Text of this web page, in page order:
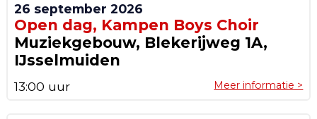
26 september 2026
Open dag, Kampen Boys Choir
Muziekgebouw, Blekerijweg 1A,
IJsselmuiden
Meer informatie >
13:00 uur